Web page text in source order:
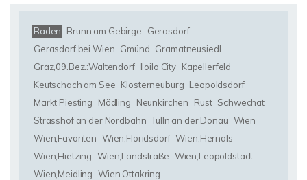
Baden Brunn am Gebirge
Gerasdorf
Gerasdorf bei Wien Gmünd Gramatneusiedl
Graz,09.Bez.:Waltendorf Iloilo City Kapellerfeld
Keutschach am See Klosterneuburg Leopoldsdorf
Markt Piesting
Mödling Neunkirchen Rust Schwechat
Strasshof an der Nordbahn Tulln an der Donau Wien
Wien,Favoriten Wien,Floridsdorf Wien,Hernals
Wien,Hietzing Wien,Landstraße Wien,Leopoldstadt
Wien,Meidling Wien,Ottakring